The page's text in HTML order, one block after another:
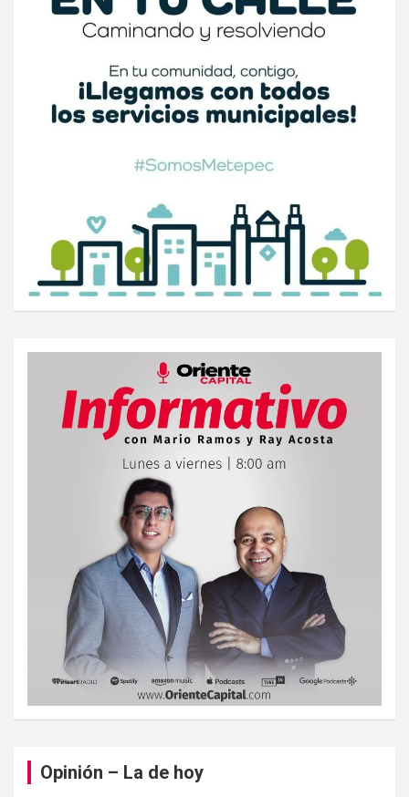
Opinión – La de hoy